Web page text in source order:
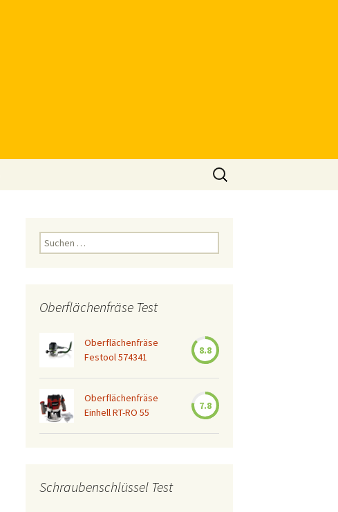
Suchen
nach:
Suchen
nach:
Oberflächenfräse Test
Oberflächenfräse
Festool 574341
8.8
Oberflächenfräse
Einhell RT-RO 55
7.8
Schraubenschlüssel Test